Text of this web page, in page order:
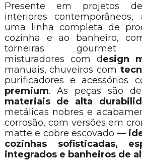
Presente em projetos
interiores
uma linha completa de
cozinha e ao banheiro,
torneiras gourmet
misturadores com design
manuais, chuveiros com
purificadores e acessórios
premium. As peças são
materiais de alta
metálicas nobres e
corrosão, com versões em
matte e cobre escovado —
cozinhas sofisticadas,
integrados e banheiros de